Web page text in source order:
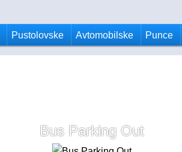
Pustolovske Avtomobilske Punce
Bus Parking Out